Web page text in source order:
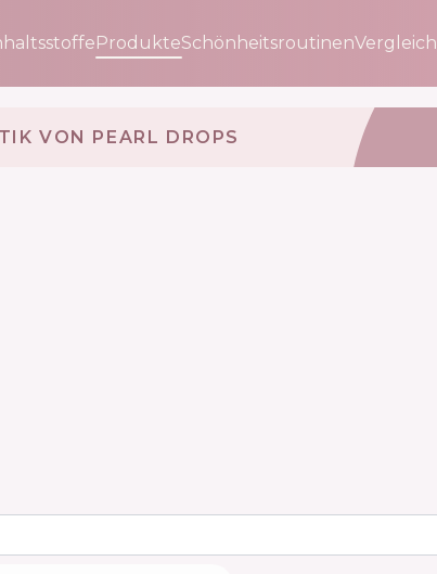
ProdukteSchönheitsroutinenVergleich
VON PEARL DROPS 🇬🇧